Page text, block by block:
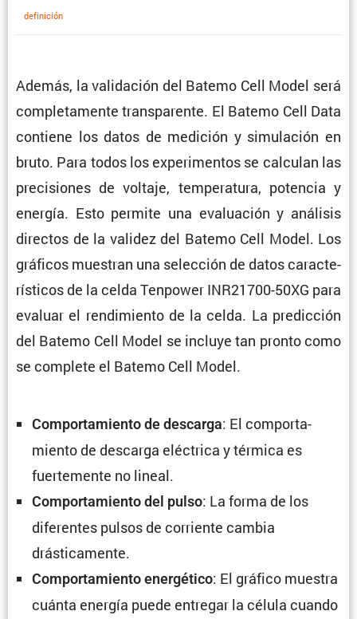
defini­ción
Además, la valida­ción del Batemo Cell Model será
comple­ta­mente trans­pa­rente. El Batemo Cell Data
contiene los datos de medición y simula­ción en
bruto. Para todos los experi­mentos se calculan las
preci­siones de voltaje, tempe­ra­tura, potencia y
energía. Esto permite una evalua­ción y análisis
directos de la validez del Batemo Cell Model. Los
gráficos muestran una selec­ción de datos carac­te­
rís­ticos de la celda Tenpower INR21700-50XG para
evaluar el rendi­miento de la celda. La predic­ción
del Batemo Cell Model se incluye tan pronto como
se complete el Batemo Cell Model.
Compor­ta­miento de descarga: El compor­ta­
miento de descarga eléctrica y térmica es
fuerte­mente no lineal.
Compor­ta­miento del pulso: La forma de los
diferentes pulsos de corriente cambia
drásticamente.
Compor­ta­miento energé­tico: El gráfico muestra
cuánta energía puede entregar la célula cuando